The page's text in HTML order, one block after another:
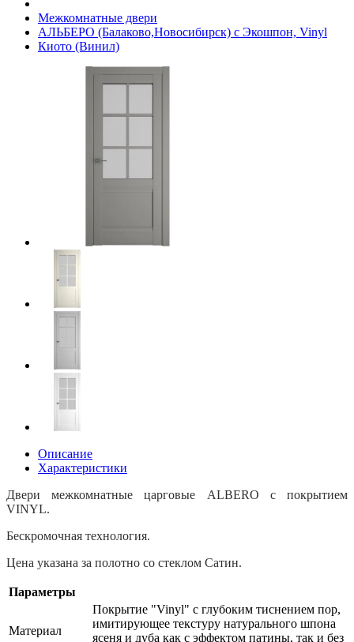
Межкомнатные двери
АЛЬБЕРО (Балаково,Новосибирск) с Экошпон, Vinyl
Киото (Винил)
Описание
Характеристики
Двери межкомнатные царговые ALBERO с покрытием
VINYL.
Бескромочная технология.
Цена указана за полотно со стеклом Сатин.
Параметры
Материал
Покрытие "Vinyl" с глубоким тиснением пор,
имитирующее текстуру натурального шпона
ясеня и дуба как с эффектом патины, так и без